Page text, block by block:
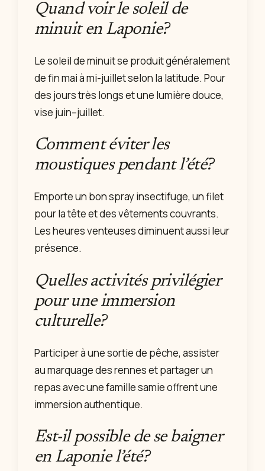
Quand voir le soleil de
minuit en Laponie?
Le soleil de minuit se produit généralement
de fin mai à mi-juillet selon la latitude. Pour
des jours très longs et une lumière douce,
vise juin–juillet.
Comment éviter les
moustiques pendant l’été?
Emporte un bon spray insectifuge, un filet
pour la tête et des vêtements couvrants.
Les heures venteuses diminuent aussi leur
présence.
Quelles activités privilégier
pour une immersion
culturelle?
Participer à une sortie de pêche, assister
au marquage des rennes et partager un
repas avec une famille samie offrent une
immersion authentique.
Est-il possible de se baigner
en Laponie l’été?